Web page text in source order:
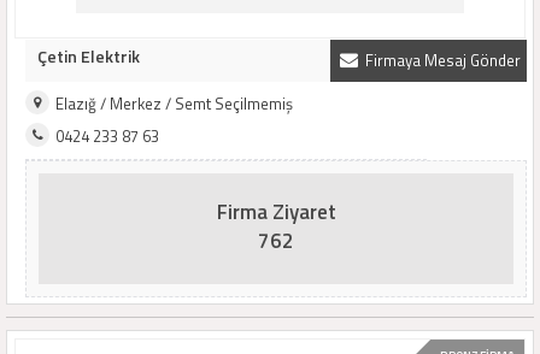
Firmaya Mesaj Gönder
Çetin Elektrik
Elazığ / Merkez / Semt Seçilmemiş
0424 233 87 63
Firma Ziyaret
762